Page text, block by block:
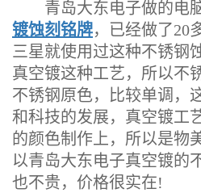
青岛大东电子做的电
镀蚀刻铭牌，已经做了20
三星就使用过这种不锈钢
真空镀这种工艺，所以不
不锈钢原色，比较单调，
和科技的发展，真空镀工
的颜色制作上，所以是物
以青岛大东电子真空镀的
也不贵，价格很实在!